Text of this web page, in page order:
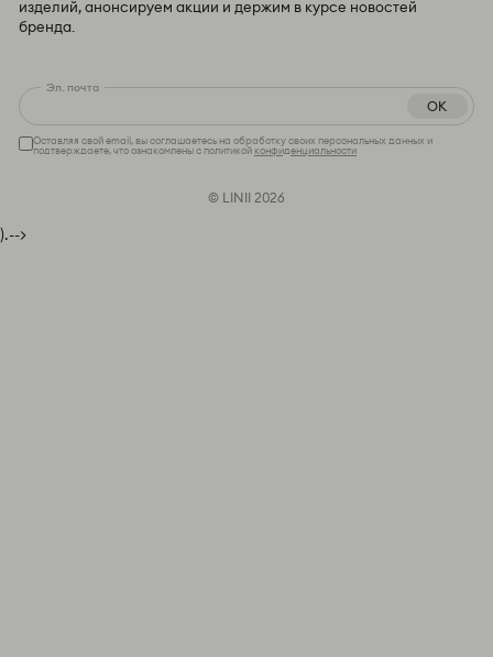
изделий, анонсируем акции и держим в курсе новостей
бренда.
Эл. почта
OK
Оставляя свой email, вы соглашаетесь на обработку своих персональных данных и
подтверждаете, что ознакомлены с политикой конфиденциальности
© LINII 2026
).-->